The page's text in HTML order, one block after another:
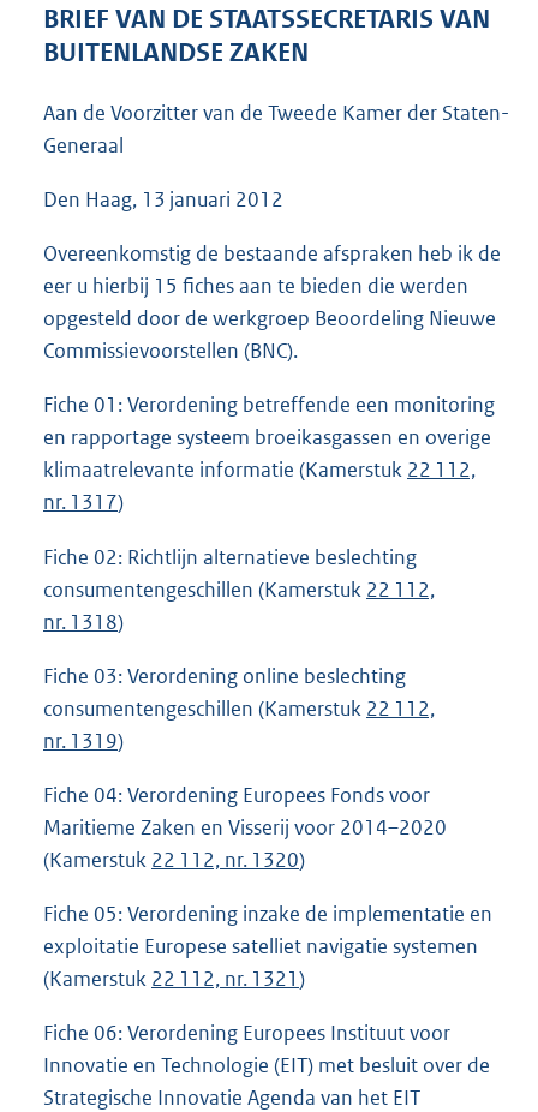
7
BRIEF VAN DE STAATSSECRETARIS VAN
BUITENLANDSE ZAKEN
Aan de Voorzitter van de Tweede Kamer der Staten-
Generaal
Den Haag, 13 januari 2012
Overeenkomstig de bestaande afspraken heb ik de
eer u hierbij 15 fiches aan te bieden die werden
opgesteld door de werkgroep Beoordeling Nieuwe
Commissievoorstellen (BNC).
Fiche 01: Verordening betreffende een monitoring
en rapportage systeem broeikasgassen en overige
klimaatrelevante informatie (Kamerstuk 22 112,
nr. 1317)
Fiche 02: Richtlijn alternatieve beslechting
consumentengeschillen (Kamerstuk 22 112,
nr. 1318)
Fiche 03: Verordening online beslechting
consumentengeschillen (Kamerstuk 22 112,
nr. 1319)
Fiche 04: Verordening Europees Fonds voor
Maritieme Zaken en Visserij voor 2014–2020
(Kamerstuk 22 112, nr. 1320)
Fiche 05: Verordening inzake de implementatie en
exploitatie Europese satelliet navigatie systemen
(Kamerstuk 22 112, nr. 1321)
Fiche 06: Verordening Europees Instituut voor
Innovatie en Technologie (EIT) met besluit over de
Strategische Innovatie Agenda van het EIT